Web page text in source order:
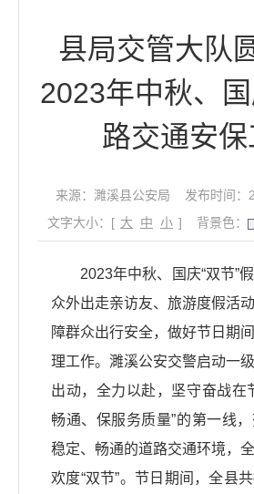
县局交管大队
2023年中秋、
路交通安
来源：濉溪县公安局
发布时间：
文字大小：[ 大 中 小 ] 背景色：
2023年中秋、国庆“双节”假
众外出走亲访友、旅游度假活
障群众出行安全，做好节日期
理工作。濉溪公安交警启动一
出动，全力以赴，坚守奋战在
畅通、保服务质量”的第一线，
稳定、畅通的道路交通环境，
欢度“双节”。节日期间，全县